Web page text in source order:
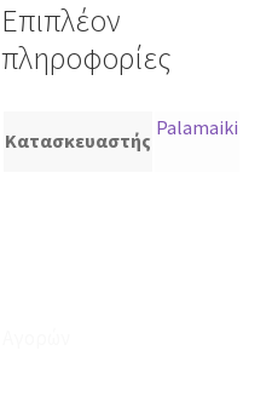
Επιπλέον
πληροφορίες
Κατασκευαστής
Palamaiki